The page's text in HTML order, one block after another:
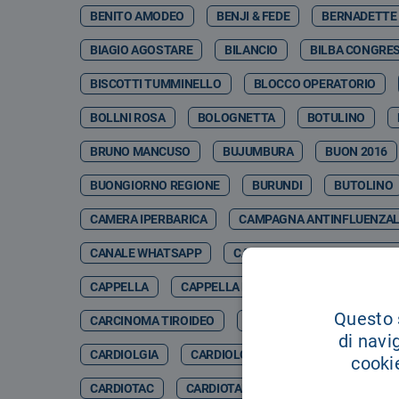
BENITO AMODEO BENJI & FEDE
BIAGIO AGOSTARE BILANCIO BILBA
BISCOTTI TUMMINELLO BLOCCO OPERATORIO
BOLLNI ROSA BOLOGNETTA BOTULINO
BRUNO MANCUSO BUJUMBURA BUON 2016
BUONGIORNO REGIONE BURUNDI BUTOLINO
CAMERA IPERBARICA CAMPAGNA
CANALE WHATSAPP CANCER GENETIC CENTER
CAPPELLA CAPPELLA DELL'OSPEDALE
CARCINOMA TIROIDEO CARCINOSI PERITONEALE
CARDIOLGIA CARDIOLOGCIA
CARDIOTAC CARDIOTARACICA
di